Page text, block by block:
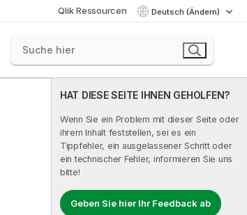
Qlik Ressourcen Deutsch (Ändern)
HAT DIESE SEITE IHNEN GEHOLFEN?
Wenn Sie ein Problem mit dieser Seite oder
ihrem Inhalt feststellen, sei es ein
Tippfehler, ein ausgelassener Schritt oder
ein technischer Fehler, informieren Sie uns
bitte!
Geben Sie hier Ihr Feedback ab